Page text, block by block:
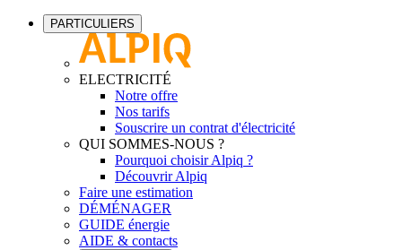
PARTICULIERS
ELECTRICITÉ
Notre offre
Nos tarifs
Souscrire un contrat d'électricité
QUI SOMMES-NOUS ?
Pourquoi choisir Alpiq ?
Découvrir Alpiq
Faire une estimation
DÉMÉNAGER
GUIDE énergie
AIDE & contacts